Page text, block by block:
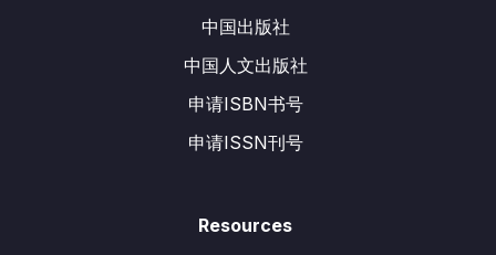
中国出版社
中国人文出版社
申请ISBN书号
申请ISSN刊号
Resources